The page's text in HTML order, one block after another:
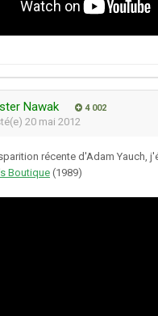
Nawak 4 002
20 mai 2012
récente d'Adam Yauch,
Boutique (1989)